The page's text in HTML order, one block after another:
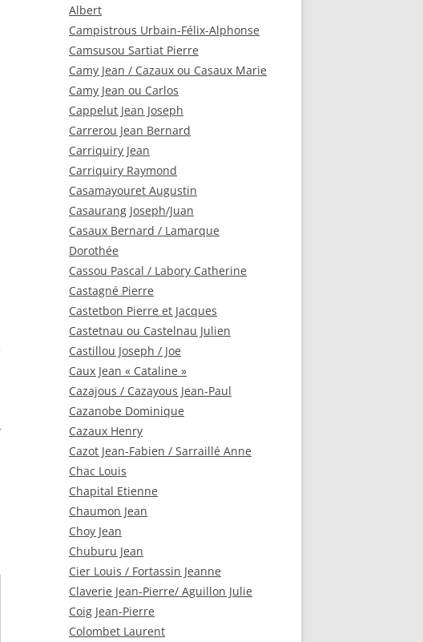
Albert
Campistrous Urbain-Félix-Alphonse
Camsusou Sartiat Pierre
Camy Jean / Cazaux ou Casaux Marie
Camy Jean ou Carlos
Cappelut Jean Joseph
Carrerou Jean Bernard
Carriquiry Jean
Carriquiry Raymond
Casamayouret Augustin
Casaurang Joseph/Juan
Casaux Bernard / Lamarque
Dorothée
Cassou Pascal / Labory Catherine
Castagné Pierre
Castetbon Pierre et Jacques
Castetnau ou Castelnau Julien
Castillou Joseph / Joe
Caux Jean « Cataline »
Cazajous / Cazayous Jean-Paul
Cazanobe Dominique
Cazaux Henry
Cazot Jean-Fabien / Sarraillé Anne
Chac Louis
Chapital Etienne
Chaumon Jean
Choy Jean
Chuburu Jean
Cier Louis / Fortassin Jeanne
Claverie Jean-Pierre/ Aguillon Julie
Coig Jean-Pierre
Colombet Laurent